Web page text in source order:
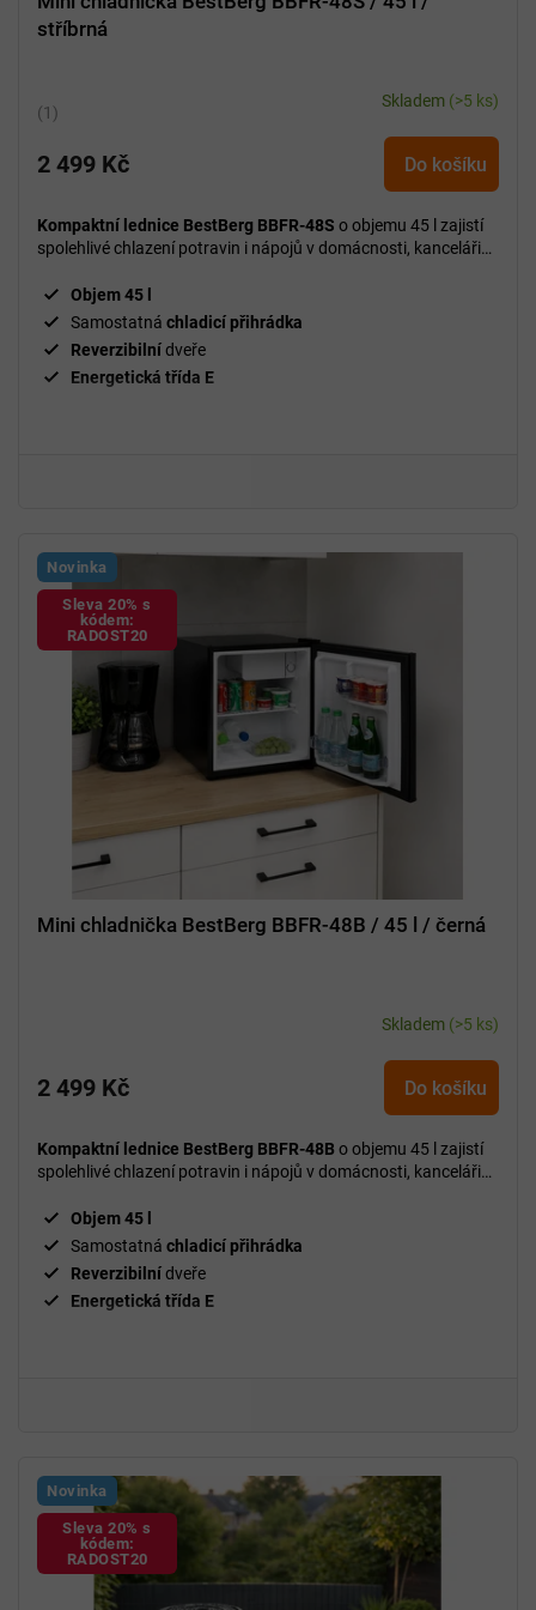
stříbrná
Průměrné
produktu
5,0
z
hvězdiček.
Skladem (>5 ks)
2 499 Kč Do košíku
Kompaktní lednice BestBerg BBFR-48S o objemu 45 l zajistí
spolehlivé chlazení potravin i nápojů v domácnosti, kanceláři
Objem 45 l
Samostatná chladicí přihrádka
Reverzibilnídveře
Energetická třída E
Novinka
Sleva 20% s
kódem:
RADOST20
Mini chladnička BestBerg BBFR-48B / 45 l / černá
Skladem (>5 ks)
2 499 Kč Do košíku
Kompaktní lednice BestBerg BBFR-48B o objemu 45 l zajistí
spolehlivé chlazení potravin i nápojů v domácnosti, kanceláři
Objem 45 l
Samostatná chladicí přihrádka
Reverzibilnídveře
Energetická třída E
Novinka
Sleva 20% s
kódem:
RADOST20